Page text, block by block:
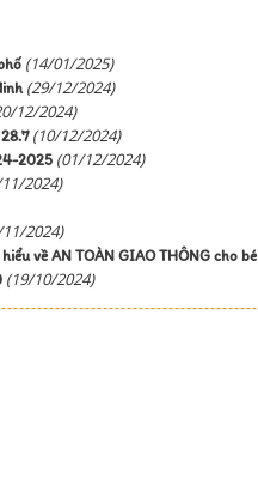
(14/01/2025)
(29/12/2024)
12/2024)
(10/12/2024)
2025 (01/12/2024)
2024)
2024)
về AN TOÀN GIAO THÔNG cho bé
(19/10/2024)